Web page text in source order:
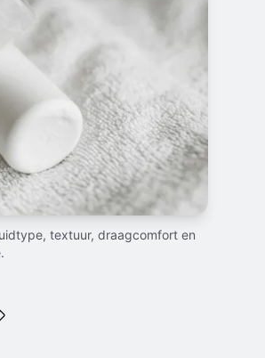
textuur, draagcomfort en